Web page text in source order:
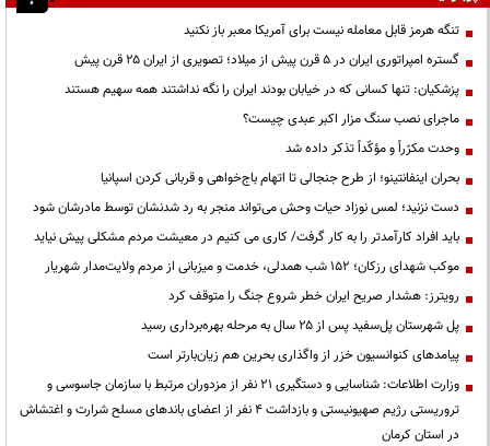
تنگه هرمز قابل معامله نیست برای آمریکا معبر باز نکنید
گستره امپراتوری ایران در ۵ قرن پیش از میلاد؛ تصویری از ایران ۲۵ قرن پیش
پزشکیان: تنها کسانی که در خیابان بودند ایران را نگه نداشتند همه سهیم هستند
ماجرای نصب سنگ مزار اکبر عبدی چیست؟
وحدت مکرّراً و مؤکّداً تذکر داده شد
بحران اینفانتینو؛ از طرح جنجالی تا اتهام باج‌خواهی و قربانی کردن اسپانیا
دست نزنید؛ لمس نوزاد حیات وحش می‌تواند منجر به رد شدنشان توسط مادرشان شود
باید افراد کارآمدتر را به کار گرفت/ کاری می کنیم در معیشت مردم مشکلی پیش نیاید
موکب شهدای رزکان؛ ۱۵۲ شب همدلی، خدمت و میزبانی از مردم ولایت‌مدار شهریار
رویترز: هشدار صریح ایران خطر شروع جنگ را متوقف کرد
پل شهرستان پل‌سفید پس از ۲۵ سال به مرحله بهره‌برداری رسید
پیامدهای کنوانسیون خزر از واگذاری بحرین هم زیان‌بارتر است
وزارت اطلاعات: شناسایی و دستگیری ۲۱ نفر از مزدوران مرتبط با سازمان جاسوسی و
تروریستی رژیم صهیونیستی و بازداشت ۴ نفر از اعضای باندهای مسلح شرارت و اغتشاش
در استان کرمان